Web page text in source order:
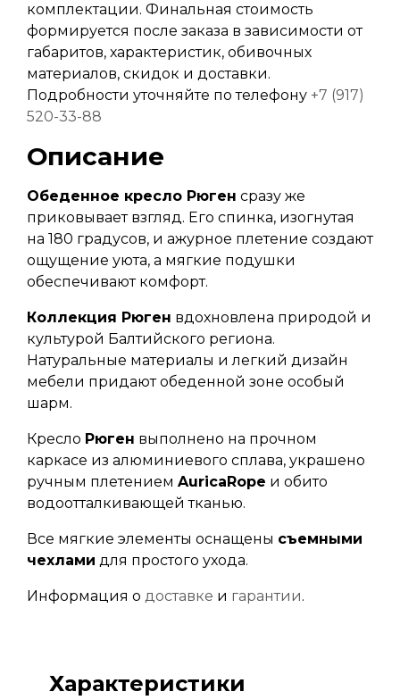
комплектации. Финальная стоимость
формируется после заказа в зависимости от
габаритов, характеристик, обивочных
материалов, скидок и доставки.
Подробности уточняйте по телефону +7 (917)
520-33-88
Описание
Обеденное кресло Рюген сразу же
приковывает взгляд. Его спинка, изогнутая
на 180 градусов, и ажурное плетение создают
ощущение уюта, а мягкие подушки
обеспечивают комфорт.
Коллекция Рюген вдохновлена природой и
культурой Балтийского региона.
Натуральные материалы и легкий дизайн
мебели придают обеденной зоне особый
шарм.
Кресло Рюген выполнено на прочном
каркасе из алюминиевого сплава, украшено
ручным плетением AuricaRope и обито
водоотталкивающей тканью.
Все мягкие элементы оснащены съемными
чехлами для простого ухода.
Информация о доставке и гарантии.
Характеристики